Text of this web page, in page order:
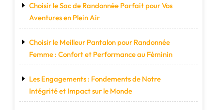
des
Choisir le Sac de Randonnée Parfait pour Vos
Aventures en Plein Air
Choisir le Meilleur Pantalon pour Randonnée
Femme : Confort et Performance au Féminin
Les Engagements : Fondements de Notre
Intégrité et Impact sur le Monde